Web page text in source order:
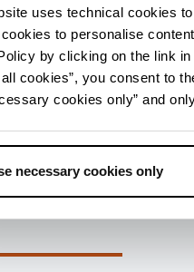
uses technical cookies
to personalise
by clicking on the link
all cookies”, you consent to
cookies only” and
necessary cookies only
di architettura fortificata
può definirsi concluso
cuore della Romagna e quello
da assaporare.
verdi, passatelli in brodo
circondano la città sono
e Cagnina.